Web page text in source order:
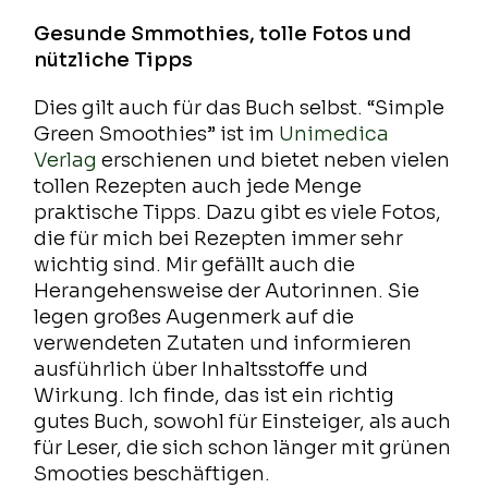
Gesunde Smmothies, tolle Fotos und
nützliche Tipps
Dies gilt auch für das Buch selbst. “Simple
Green Smoothies” ist im Unimedica
Verlag erschienen und bietet neben vielen
tollen Rezepten auch jede Menge
praktische Tipps. Dazu gibt es viele Fotos,
die für mich bei Rezepten immer sehr
wichtig sind. Mir gefällt auch die
Herangehensweise der Autorinnen. Sie
legen großes Augenmerk auf die
verwendeten Zutaten und informieren
ausführlich über Inhaltsstoffe und
Wirkung. Ich finde, das ist ein richtig
gutes Buch, sowohl für Einsteiger, als auch
für Leser, die sich schon länger mit grünen
Smooties beschäftigen.